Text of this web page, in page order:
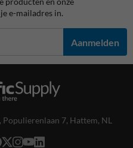
e-mailadres in.
Aanmelden
Populierenlaan 7, Hattem, NL